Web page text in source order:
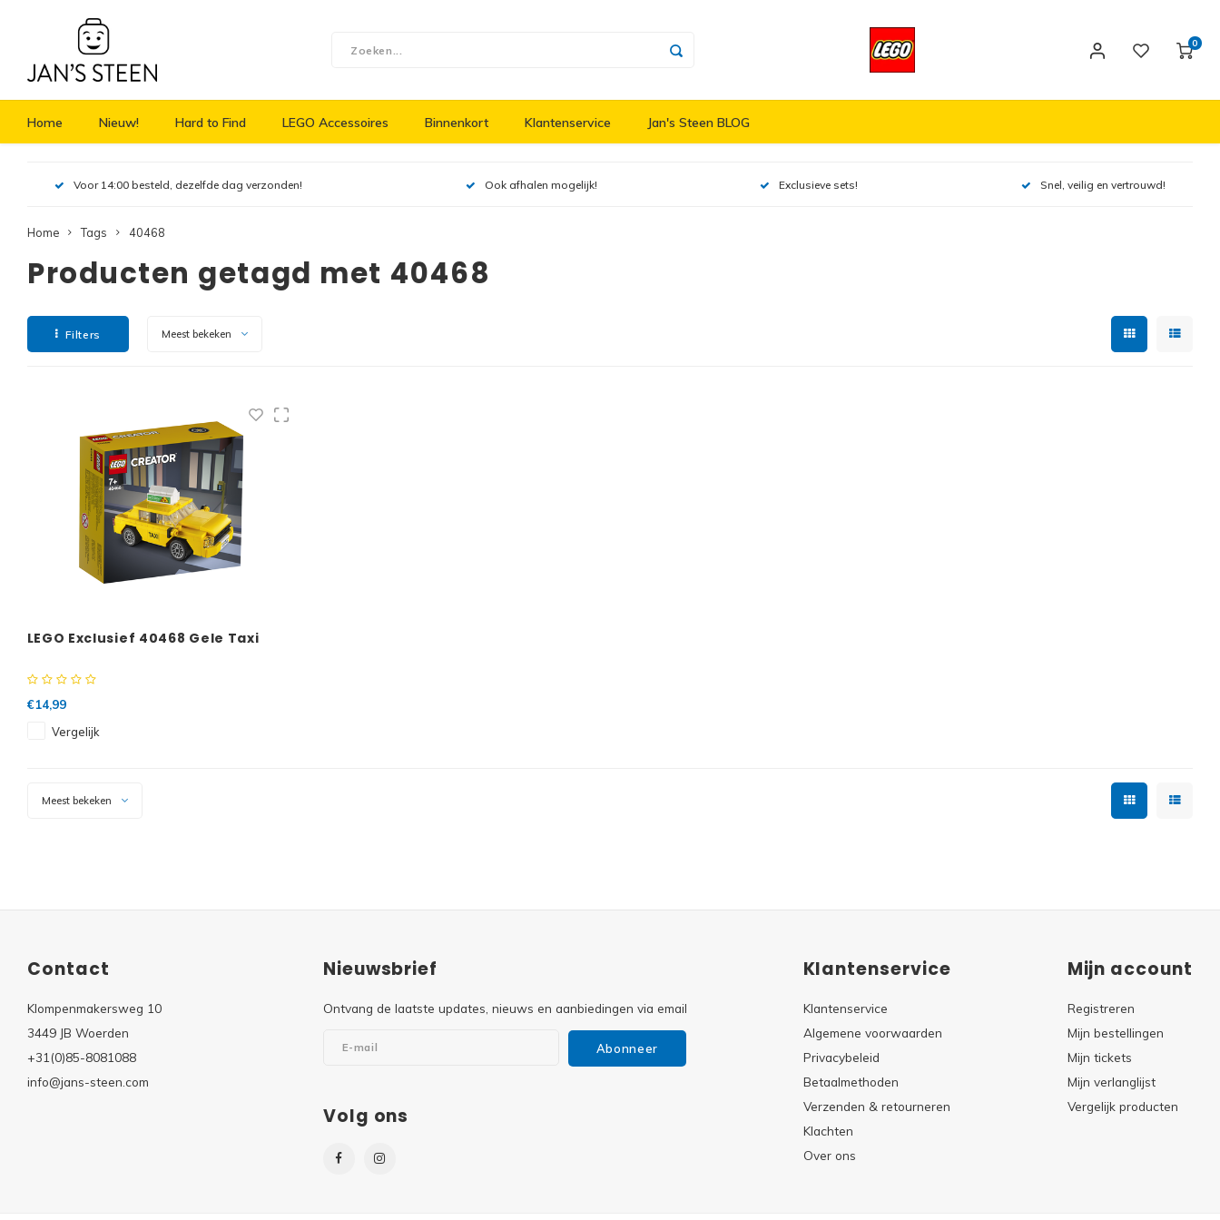
0
Home Nieuw! Hard to Find LEGO Accessoires Binnenkort Klantenservice Jan's Steen BLOG
Voor 14:00 besteld, dezelfde dag verzonden! Ook afhalen mogelijk! Exclusieve sets! Snel, veilig en vertrouwd!
Home Tags 40468
Producten getagd met 40468
Filters Meest bekeken
LEGO Exclusief 40468 Gele Taxi
€14,99
Vergelijk
Meest bekeken
Contact
Klompenmakersweg 10
3449 JB Woerden
+31(0)85-8081088
info@jans-steen.com
Nieuwsbrief
Ontvang de laatste updates, nieuws en aanbiedingen via email
Abonneer
Volg ons
Klantenservice
Klantenservice
Algemene voorwaarden
Privacybeleid
Betaalmethoden
Verzenden & retourneren
Klachten
Over ons
Mijn account
Registreren
Mijn bestellingen
Mijn tickets
Mijn verlanglijst
Vergelijk producten